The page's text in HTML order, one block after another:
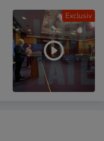
Exclusiv